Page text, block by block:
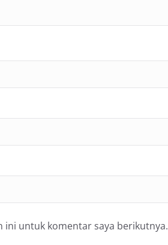
ini untuk komentar saya berikutnya.